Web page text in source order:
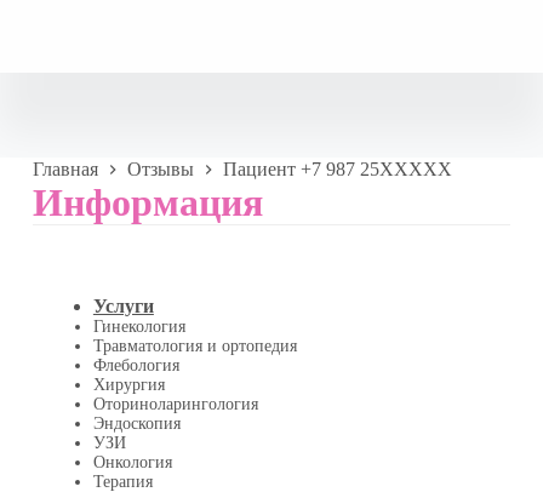
Главная Отзывы Пациент +7 987 25XXXXX
Информация
Услуги
Гинекология
Травматология и ортопедия
Флебология
Хирургия
Оториноларингология
Эндоскопия
УЗИ
Онкология
Терапия